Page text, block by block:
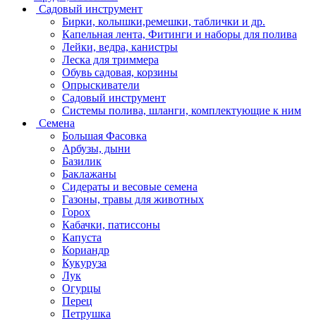
Садовый инструмент
Бирки, колышки,ремешки, таблички и др.
Капельная лента, Фитинги и наборы для полива
Лейки, ведра, канистры
Леска для триммера
Обувь садовая, корзины
Опрыскиватели
Садовый инструмент
Системы полива, шланги, комплектующие к ним
Семена
Большая Фасовка
Арбузы, дыни
Базилик
Баклажаны
Сидераты и весовые семена
Газоны, травы для животных
Горох
Кабачки, патиссоны
Капуста
Кориандр
Кукуруза
Лук
Огурцы
Перец
Петрушка